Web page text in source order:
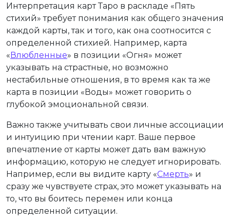
Интерпретация карт Таро в раскладе «Пять
стихий» требует понимания как общего значения
каждой карты, так и того, как она соотносится с
определенной стихией. Например, карта
«Влюбленные» в позиции «Огня» может
указывать на страстные, но возможно
нестабильные отношения, в то время как та же
карта в позиции «Воды» может говорить о
глубокой эмоциональной связи.
Важно также учитывать свои личные ассоциации
и интуицию при чтении карт. Ваше первое
впечатление от карты может дать вам важную
информацию, которую не следует игнорировать.
Например, если вы видите карту «Смерть» и
сразу же чувствуете страх, это может указывать на
то, что вы боитесь перемен или конца
определенной ситуации.